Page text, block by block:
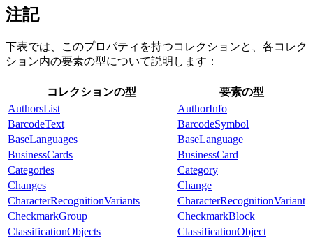
注記
下表では、このプロパティを持つコレクションと、各コレク
ション内の要素の型について説明します：
コレクションの型
要素の型
AuthorsList
AuthorInfo
BarcodeText
BarcodeSymbol
BaseLanguages
BaseLanguage
BusinessCards
BusinessCard
Categories
Category
Changes
Change
CharacterRecognitionVariants
CharacterRecognitionVariant
CheckmarkGroup
CheckmarkBlock
ClassificationObjects
ClassificationObject